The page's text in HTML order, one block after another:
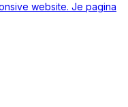
website. Je pagina